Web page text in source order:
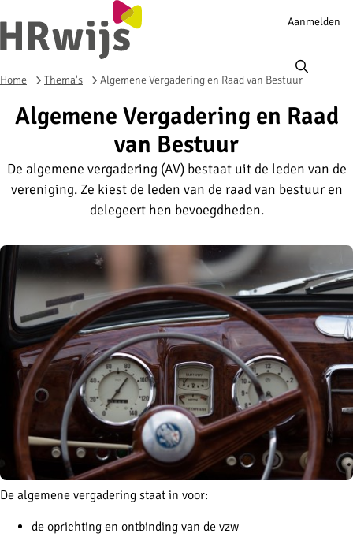
Account
Aanmelden
Home Thema's Algemene Vergadering en Raad van Bestuur
Algemene Vergadering en Raad
van Bestuur
De algemene vergadering (AV) bestaat uit de leden van de
vereniging. Ze kiest de leden van de raad van bestuur en
delegeert hen bevoegdheden.
De algemene vergadering staat in voor:
de oprichting en ontbinding van de vzw